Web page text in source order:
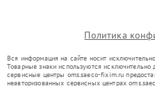
Политика
Вся информация на сайте носит
Товарные знаки используются
сервисные центры oms.saeco-fixim.ru
неавторизованных сервисных центрах